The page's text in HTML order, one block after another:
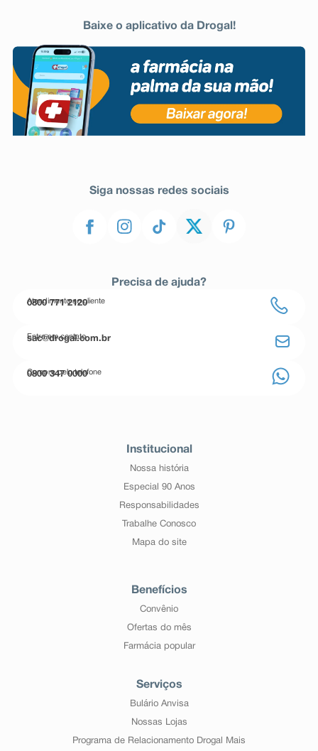
Baixe o aplicativo da Drogal!
Siga nossas redes sociais
Precisa de ajuda?
Atendimento ao cliente
0800 771 2120
Entre em contato
sac@drogal.com.br
Compre pelo telefone
0800 347 0000
Institucional
Nossa história
Especial 90 Anos
Responsabilidades
Trabalhe Conosco
Mapa do site
Benefícios
Convênio
Ofertas do mês
Farmácia popular
Serviços
Bulário Anvisa
Nossas Lojas
Programa de Relacionamento Drogal Mais